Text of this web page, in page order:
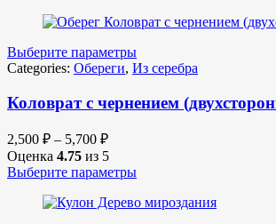
Выберите параметры
Categories: Обереги, Из серебра
Коловрат с чернением
2,500 ₽ – 5,700 ₽
Оценка 4.75 из 5
Выберите параметры